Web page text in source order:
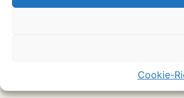
Cookie-